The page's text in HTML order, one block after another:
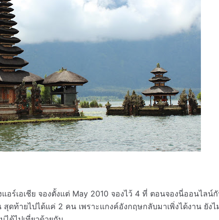
ร์เอเชีย จองตั้งแต่ May 2010 จองไว้ 4 ที่ ตอนจองนี่ออนไลน์
ดท้ายไปได้แค่ 2 คน เพราะแกงค์อังกฤษกลับมาเพิ่งได้งาน ยังไ